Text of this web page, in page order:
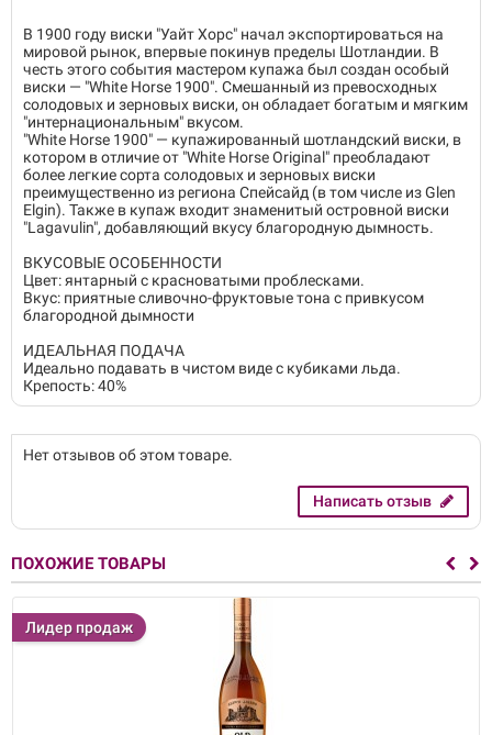
В 1900 году виски "Уайт Хорс" начал экспортироваться на
мировой рынок, впервые покинув пределы Шотландии. В
честь этого события мастером купажа был создан особый
виски — "White Horse 1900". Смешанный из превосходных
солодовых и зерновых виски, он обладает богатым и мягким
"интернациональным" вкусом.
"White Horse 1900" — купажированный шотландский виски, в
котором в отличие от "White Horse Original" преобладают
более легкие сорта солодовых и зерновых виски
преимущественно из региона Спейсайд (в том числе из Glen
Elgin). Также в купаж входит знаменитый островной виски
"Lagavulin", добавляющий вкусу благородную дымность.
ВКУСОВЫЕ ОСОБЕННОСТИ
Цвет: янтарный с красноватыми проблесками.
Вкус: приятные сливочно-фруктовые тона с привкусом
благородной дымности
ИДЕАЛЬНАЯ ПОДАЧА
Идеально подавать в чистом виде с кубиками льда.
Крепость: 40%
Нет отзывов об этом товаре.
Написать отзыв
ПОХОЖИЕ ТОВАРЫ
Лидер продаж